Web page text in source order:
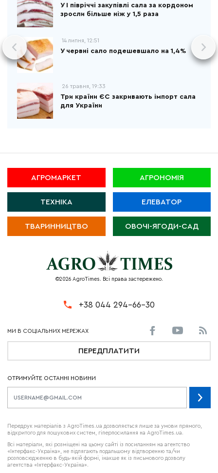
У І півріччі закупівлі сала за кордоном
зросли більше ніж у 1,5 раза
14 липня, 12:51
У червні сало подешевшало на 1,4%
26 травня, 19:33
Три країни ЄС закривають імпорт сала
для України
АГРОМАРКЕТ АГРОНОМІЯ
ТЕХНІКА ЕЛЕВАТОР
ТВАРИННИЦТВО ОВОЧІ-ЯГОДИ-САД
©2026 AgroTimes. Всі права застережено.
+38 044 294-66-30
ПЕРЕДПЛАТИТИ
ОТРИМУЙТЕ ОСТАННІ НОВИНИ
Передрук матеріалів з AgroTimes.ua дозволяється лише за умови прямого,
відкритого для пошукових систем, гіперпосилання на AgroTimes.ua.
Всі матеріали, які розміщені на цьому сайті із посиланням на агентство
«Інтерфакс-Україна», не підлягають подальшому відтворенню та/чи
розповсюдженню в будь-якій формі, інакше як із письмового дозволу
агентства «Інтерфакс-Україна».